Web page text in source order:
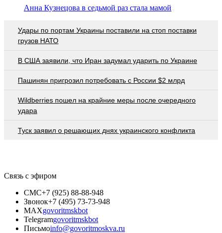
Анна Кузнецова в седьмой раз стала мамой
Удары по портам Украины поставили на стоп поставки
грузов НАТО
В США заявили, что Иран задумал ударить по Украине
Пашинян пригрозил потребовать c России $2 млрд
Wildberries пошел на крайние меры после очередного
удара
Туск заявил о решающих днях украинского конфликта
Связь с эфиром
СМС+7 (925) 88-88-948
Звонок+7 (495) 73-73-948
MAXgovoritmskbot
Telegramgovoritmskbot
Письмоinfo@govoritmoskva.ru